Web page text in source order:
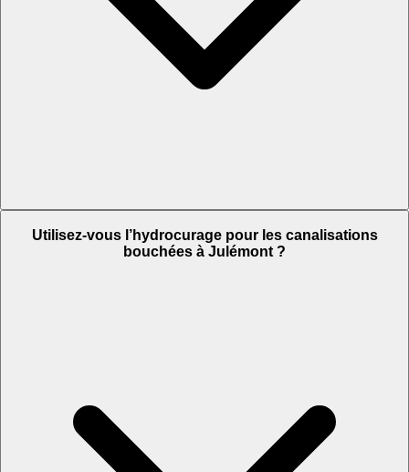
Utilisez-vous l’hydrocurage pour les canalisations
bouchées à Julémont ?